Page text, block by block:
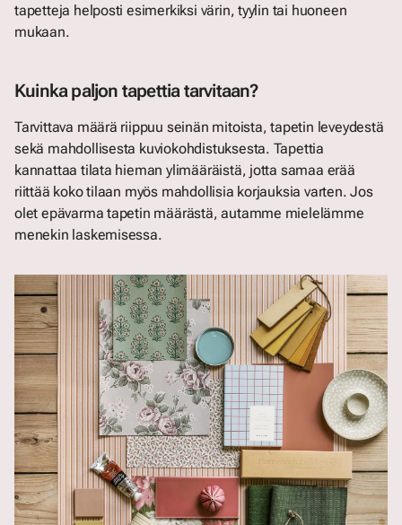
tapetteja helposti esimerkiksi värin, tyylin tai huoneen
mukaan.
Kuinka paljon tapettia tarvitaan?
Tarvittava määrä riippuu seinän mitoista, tapetin leveydestä
sekä mahdollisesta kuviokohdistuksesta. Tapettia
kannattaa tilata hieman ylimääräistä, jotta samaa erää
riittää koko tilaan myös mahdollisia korjauksia varten. Jos
olet epävarma tapetin määrästä, autamme mielelämme
menekin laskemisessa.